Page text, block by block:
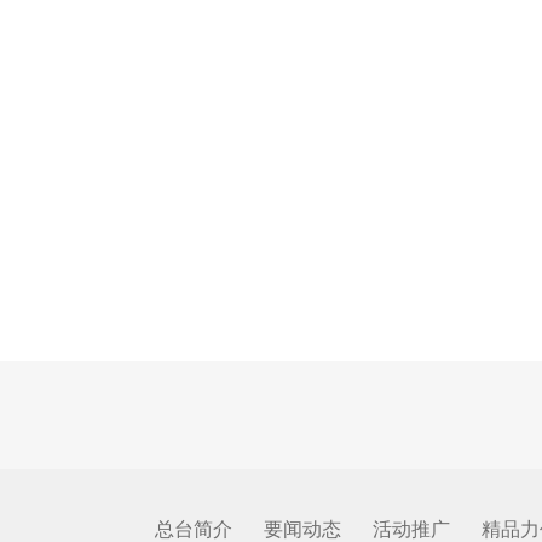
总台简介 要闻动态 活动推广 精品